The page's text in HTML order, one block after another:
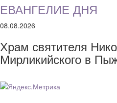
ЕВАНГЕЛИЕ ДНЯ
08.08.2026
Храм святителя
Мирликийского в